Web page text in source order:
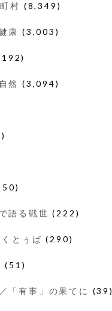
村 (8,349)
康 (3,003)
然 (3,094)
語る戦世 (222)
とぅば (290)
(51)
「有事」の果てに (39)